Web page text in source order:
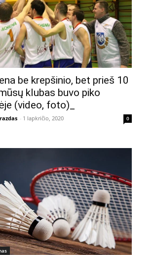
be krepšinio, bet prieš 10
klubas buvo piko
(video, foto)_
- 1 lapkričio, 2020 0